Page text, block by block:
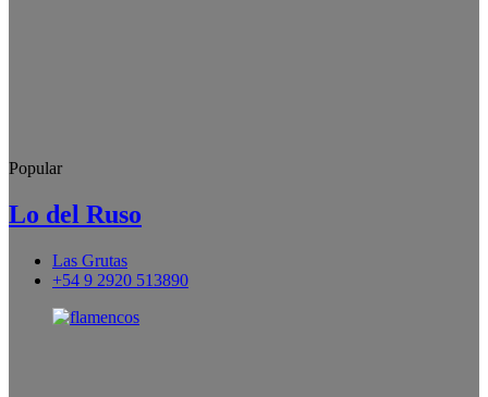
Popular
Lo del Ruso
Las Grutas
+54 9 2920 513890